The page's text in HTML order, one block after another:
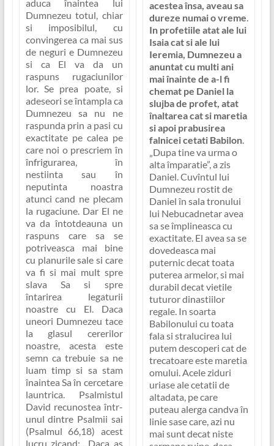
aduca înaintea lui
Dumnezeu totul, chiar
si imposibilul, cu
convingerea ca mai sus
de neguri e Dumnezeu
si ca El va da un
raspuns rugaciunilor
lor. Se prea poate, si
adeseori se întampla ca
Dumnezeu sa nu ne
raspunda prin a pasi cu
exactitate pe calea pe
care noi o prescriem în
înfrigurarea, în
nestiinta sau în
neputinta noastra
atunci cand ne plecam
la rugaciune. Dar El ne
va da întotdeauna un
raspuns care sa se
potriveasca mai bine
cu planurile sale si care
va fi si mai mult spre
slava Sa si spre
întarirea legaturii
noastre cu El. Daca
uneori Dumnezeu tace
la glasul cererilor
noastre, acesta este
semn ca trebuie sa ne
luam timp si sa stam
înaintea Sa în cercetare
launtrica. Psalmistul
David recunostea într-
unul dintre Psalmii sai
(Psalmul 66,18) acest
lucru zicand: „Daca as
acestea însa, aveau sa
dureze numai o vreme.
In profetiile atat ale lui
Isaia cat si ale lui
Ieremia, Dumnezeu a
anuntat cu multi ani
mai înainte de a-l fi
chemat pe Daniel la
slujba de profet, atat
înaltarea cat si maretia
si apoi prabusirea
falnicei cetati Babilon.
„Dupa tine va urma o
alta împaratie”, a zis
Daniel. Cuvîntul lui
Dumnezeu rostit de
Daniel în sala tronului
lui Nebucadnetar avea
sa se împlineasca cu
exactitate. El avea sa se
dovedeasca mai
puternic decat toata
puterea armelor, si mai
durabil decat vietile
tuturor dinastiilor
regale. In soarta
Babilonului cu toata
fala si stralucirea lui
putem descoperi cat de
trecatoare este maretia
omului. Acele ziduri
uriase ale cetatii de
altadata, pe care
puteau alerga candva în
linie sase care, azi nu
mai sunt decat niste